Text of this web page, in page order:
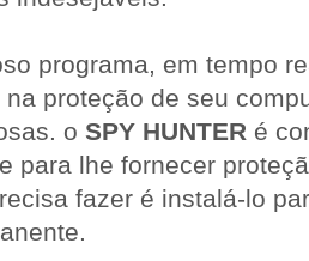
programa, em tempo
proteção de seu
o SPY HUNTER é
para lhe fornecer
fazer é instalá-lo